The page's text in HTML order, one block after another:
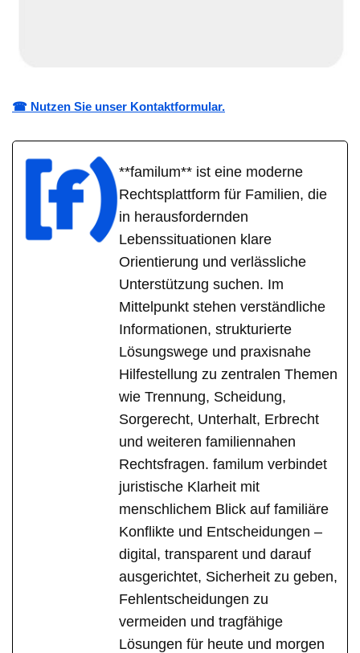
☎ Nutzen Sie unser Kontaktformular.
**familum** ist eine moderne
Rechtsplattform für Familien, die
in herausfordernden
Lebenssituationen klare
Orientierung und verlässliche
Unterstützung suchen. Im
Mittelpunkt stehen verständliche
Informationen, strukturierte
Lösungswege und praxisnahe
Hilfestellung zu zentralen Themen
wie Trennung, Scheidung,
Sorgerecht, Unterhalt, Erbrecht
und weiteren familiennahen
Rechtsfragen. familum verbindet
juristische Klarheit mit
menschlichem Blick auf familiäre
Konflikte und Entscheidungen –
digital, transparent und darauf
ausgerichtet, Sicherheit zu geben,
Fehlentscheidungen zu
vermeiden und tragfähige
Lösungen für heute und morgen